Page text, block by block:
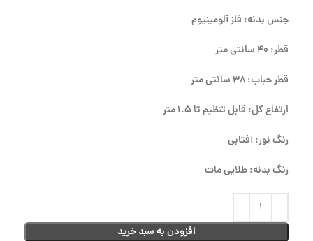
جنس بدنه: فلز آلومینیوم
قطر: 40 سانتی متر
قطر حباب: 38 سانتی متر
ارتفاع کل: قابل تنظیم تا 1.5 متر
رنگ نور: آفتابی
رنگ بدنه: طلایی مات
افزودن به سبد خرید